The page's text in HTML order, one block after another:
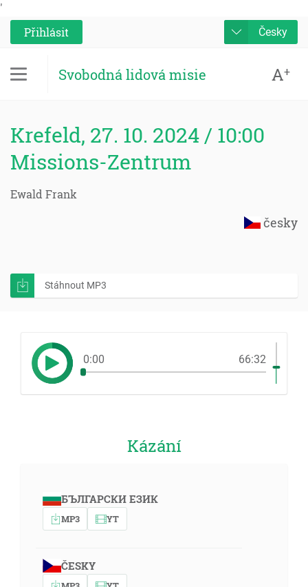
'
Přihlásit
Česky
Svobodná lidová misie A+
Krefeld, 27. 10. 2024 / 10:00
Missions-Zentrum
Ewald Frank
česky
Stáhnout MP3
0:00 66:32
Kázání
БЪЛГАРСКИ ЕЗИК
MP3 YT
ČESKY